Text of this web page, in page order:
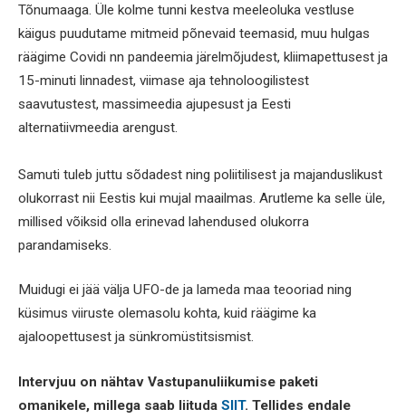
Tõnumaaga. Üle kolme tunni kestva meeleoluka vestluse
käigus puudutame mitmeid põnevaid teemasid, muu hulgas
räägime Covidi nn pandeemia järelmõjudest, kliimapettusest ja
15-minuti linnadest, viimase aja tehnoloogilistest
saavutustest, massimeedia ajupesust ja Eesti
alternatiivmeedia arengust.
Samuti tuleb juttu sõdadest ning poliitilisest ja majanduslikust
olukorrast nii Eestis kui mujal maailmas. Arutleme ka selle üle,
millised võiksid olla erinevad lahendused olukorra
parandamiseks.
Muidugi ei jää välja UFO-de ja lameda maa teooriad ning
küsimus viiruste olemasolu kohta, kuid räägime ka
ajaloopettusest ja sünkromüstitsismist.
Intervjuu on nähtav Vastupanuliikumise paketi
omanikele, millega saab liituda SIIT. Tellides endale